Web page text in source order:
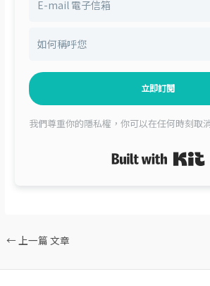
立即訂閱
我們尊重你的隱私權，你可以在任何時刻取
← 上一篇 文章